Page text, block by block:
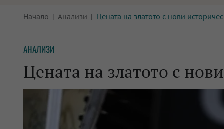
БОРСИ
КРИПТО
БАНКИ
ПАРИТЕ
ЗАСТРАХОВАНЕ
ЕНЕРГЕТИКА
ИМОТИ
Начало Анализи Цената на златото с нови
АНАЛИЗИ
Цената на златото с